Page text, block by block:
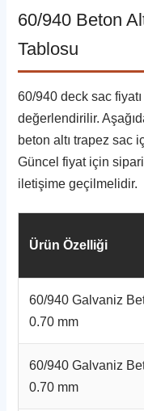
60/940 Beton
Tablosu
60/940 deck sac
değerlendirilir.
beton altı trapez sac
Güncel fiyat için
iletişime geçilmelidir.
Ürün Özelliği
60/940 Galvaniz
0.70 mm
60/940 Galvaniz
0.70 mm